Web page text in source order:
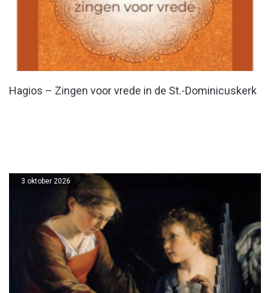
Hagios – Zingen voor vrede in de St.-Dominicuskerk
3 oktober 2026